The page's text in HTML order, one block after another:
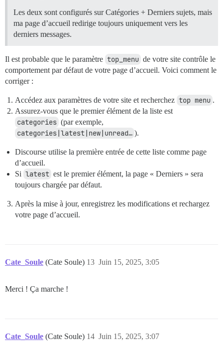
Les deux sont configurés sur Catégories + Derniers sujets, mais
ma page d’accueil redirige toujours uniquement vers les
derniers messages.
Il est probable que le paramètre top_menu de votre site contrôle le
comportement par défaut de votre page d’accueil. Voici comment le
corriger :
Accédez aux paramètres de votre site et recherchez top menu .
Assurez-vous que le premier élément de la liste est
categories (par exemple,
categories|latest|new|unread… ).
Discourse utilise la première entrée de cette liste comme page
d’accueil.
Si latest est le premier élément, la page « Derniers » sera
toujours chargée par défaut.
Après la mise à jour, enregistrez les modifications et rechargez
votre page d’accueil.
Cate_Soule (Cate Soule) Juin 15, 2025, 3:05
13
Merci ! Ça marche !
Cate_Soule (Cate Soule) Juin 15, 2025, 3:07
14